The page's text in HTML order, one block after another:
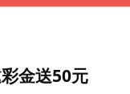
金送50元